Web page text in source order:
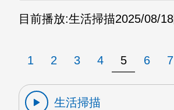
目前播放:生活掃描2025/08/18
1 2 3 4 5 6 7
生活掃描